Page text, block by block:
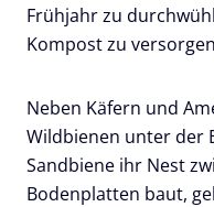
Frühjahr zu
Kompost zu
Neben Käfern und
Wildbienen unter der
Sandbiene ihr Nest
Bodenplatten baut,